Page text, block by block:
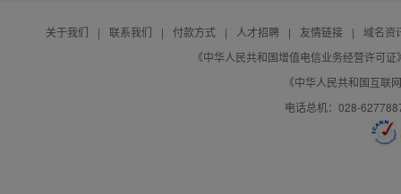
关于我们 | 联系我们 | 付款方式 | 人才招聘 | 友情链接 |
域名资
《中华人民共和国增值电信业务经营许可
《中华人民共和国互联
电话总机：028-